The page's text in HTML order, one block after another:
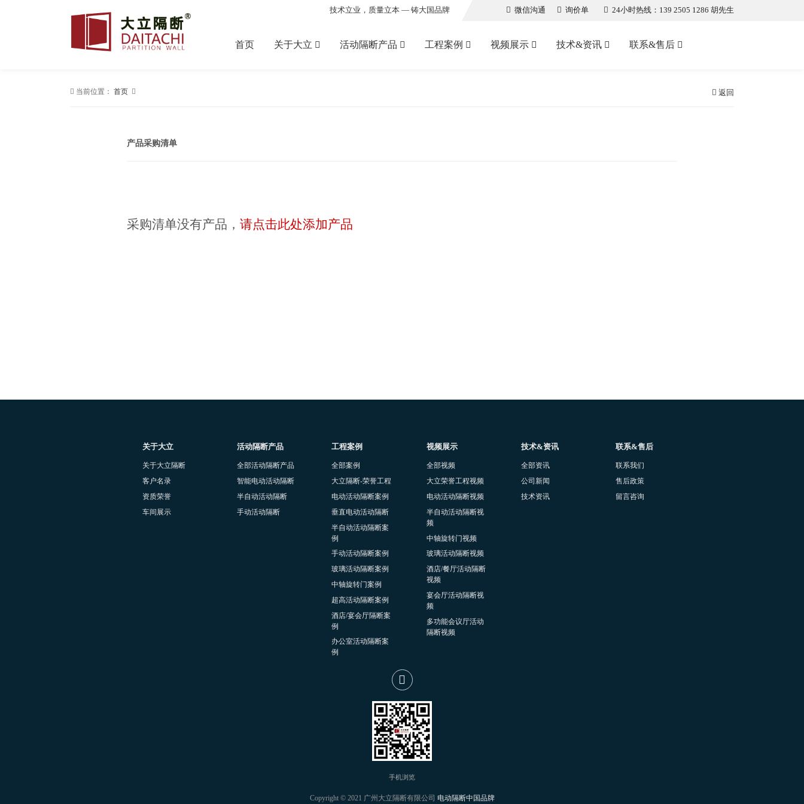
技术立业，质量立本 — 铸大国品牌 微信沟通 询价单 24小时热线：139 2505 1286 胡先生
首页 关于大立 活动隔断产品 工程案例 视频展示 技术&资讯 联系&售后
当前位置： 首页 返回
产品采购清单
采购清单没有产品， 请点击此处添加产品
关于大立
关于大立隔断
客户名录
资质荣誉
车间展示
活动隔断产品
全部活动隔断产品
智能电动活动隔断
半自动活动隔断
手动活动隔断
工程案例
全部案例
大立隔断-荣誉工程
电动活动隔断案例
垂直电动活动隔断
半自动活动隔断案
例
手动活动隔断案例
玻璃活动隔断案例
中轴旋转门案例
超高活动隔断案例
酒店/宴会厅隔断案
例
办公室活动隔断案
例
视频展示
全部视频
大立荣誉工程视频
电动活动隔断视频
半自动活动隔断视
频
中轴旋转门视频
玻璃活动隔断视频
酒店/餐厅活动隔断
视频
宴会厅活动隔断视
频
多功能会议厅活动
隔断视频
技术&资讯
全部资讯
公司新闻
技术资讯
联系&售后
联系我们
售后政策
留言咨询
手机浏览
Copyright © 2021 广州大立隔断有限公司 电动隔断中国品牌